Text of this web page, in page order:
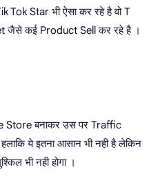
Star भी ऐसा कर रहे है वो T
जैसे कई Product Sell कर रहे है ।
बनाकर उस पर Traffic
ये इतना आसान भी नही है लेकिन
भी नही होगा ।